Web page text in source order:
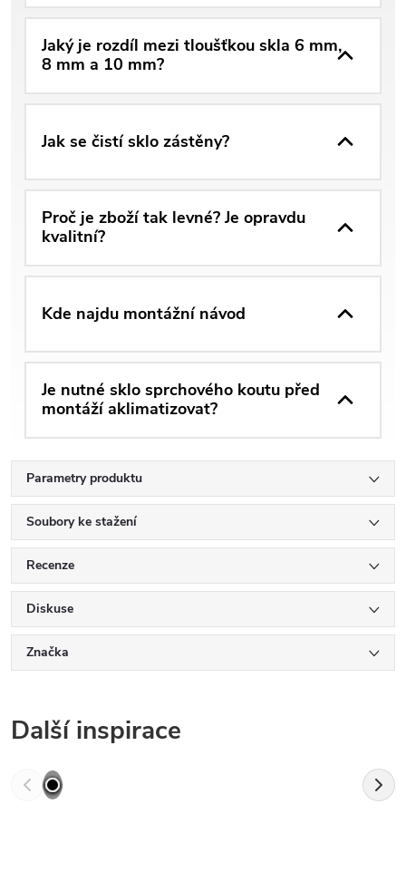
Jaký je rozdíl mezi tloušťkou skla 6 mm,
8 mm a 10 mm?
Jak se čistí sklo zástěny?
Proč je zboží tak levné? Je opravdu
kvalitní?
Kde najdu montážní návod
Je nutné sklo sprchového koutu před
montáží aklimatizovat?
Parametry produktu
Soubory ke stažení
Recenze
Diskuse
Značka
Další inspirace